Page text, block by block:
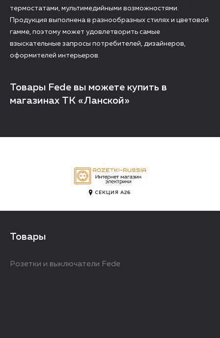
термостатами, мультимедийными возможностями.
Продукция выполнена в разнообразных стилях и цветовой
гамме, поэтому может удовлетворить самые
взыскательные запросы потребителей, дизайнеров,
оформителей интерьеров.
Товары Fede вы можете купить в
магазинах ТК «Ланской»
СЕКЦИЯ А26
Товары
Розетки и выключатели Fede